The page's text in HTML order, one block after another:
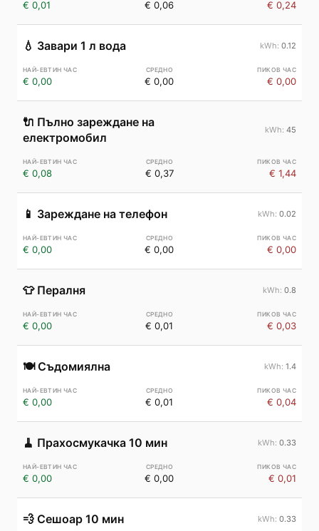
€ 0,01 € 0,06 € 0,24
💧 Завари 1 л вода 0.12
€ 0,00 € 0,00 € 0,00
🔌 Пълно зареждане на
електромобил
45
€ 0,08 € 0,37 € 1,44
📱 Зареждане на телефон 0.02
€ 0,00 € 0,00 € 0,00
👕 Пералня 0.8
€ 0,00 € 0,01 € 0,03
🍽️ Съдомиялна 1.4
€ 0,00 € 0,01 € 0,04
🧹 Прахосмукачка 10 мин 0.33
€ 0,00 € 0,00 € 0,01
💨 Сешоар 10 мин 0.33